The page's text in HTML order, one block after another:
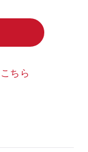
こちら